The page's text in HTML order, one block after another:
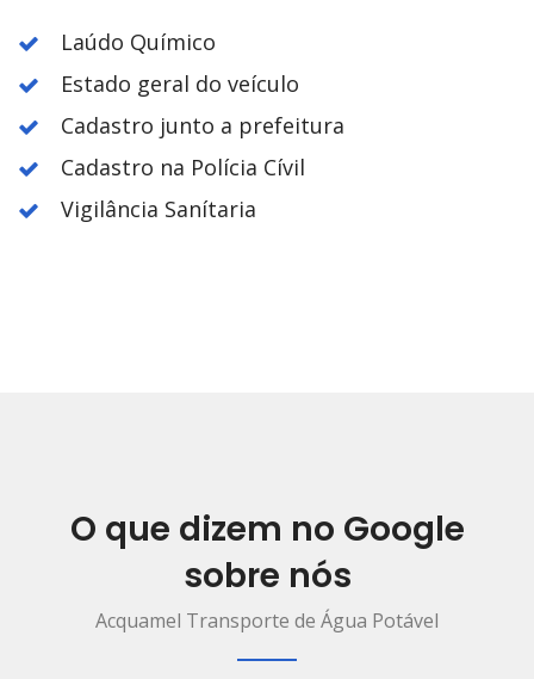
Laúdo Químico
Estado geral do veículo
Cadastro junto a prefeitura
Cadastro na Polícia Cívil
Vigilância Sanítaria
O que dizem no Google
sobre nós
Acquamel Transporte de Água Potável